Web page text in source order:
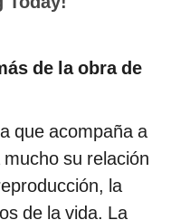
de la obra de
que acompaña a
su relación
la
de la vida. La